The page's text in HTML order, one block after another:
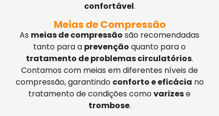
confortável.
Meias de Compressão
As meias de compressão são recomendadas
tanto para a prevenção quanto para o
tratamento de problemas circulatórios.
Contamos com meias em diferentes níveis de
compressão, garantindo conforto e eficácia no
tratamento de condições comovarizese
trombose.